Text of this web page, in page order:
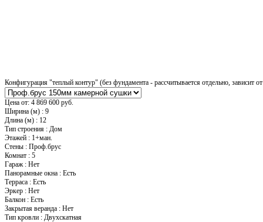
Конфигурация "теплый контур" (без фундамента - рассчитывается отдельно, зависит
Цена от: 4 869 600 руб.
Ширина (м) : 9
Длина (м) : 12
Тип строения : Дом
Этажей : 1+ман.
Стены : Проф.брус
Комнат : 5
Гараж: Нет
Панорамные окна : Есть
Терраса : Есть
Эркер : Нет
Балкон : Есть
Закрытая веранда : Нет
Тип кровли : Двухскатная